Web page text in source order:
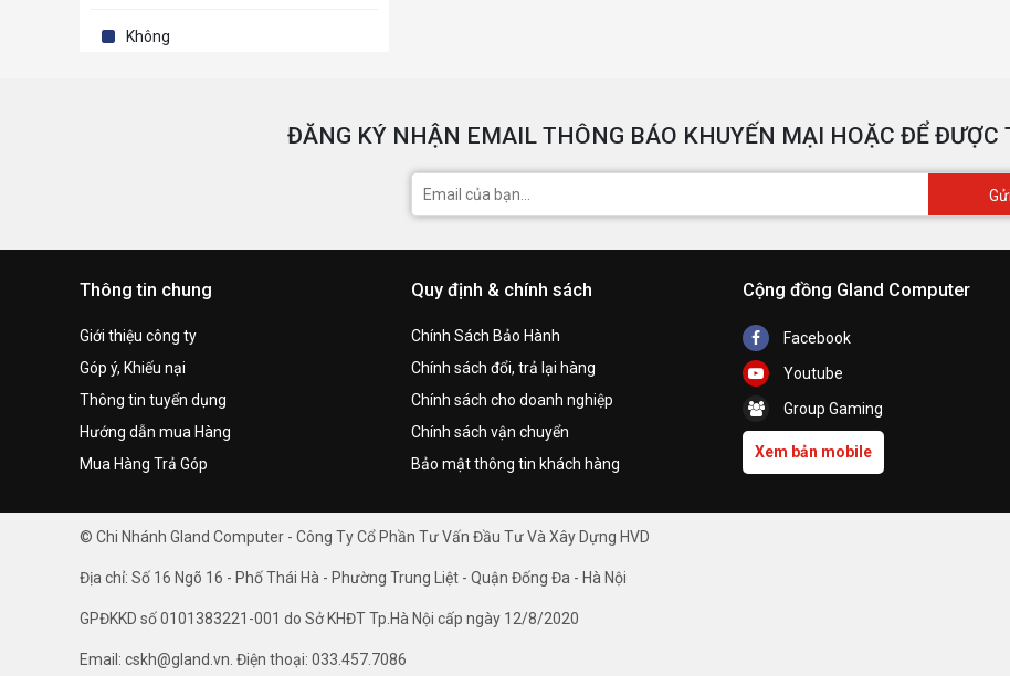
Không
ĐĂNG KÝ NHẬN EMAIL THÔNG BÁO KHUYẾN MẠI HOẶC ĐỂ ĐƯỢC
Gửi
Thông tin chung
Giới thiệu công ty
Góp ý, Khiếu nại
Thông tin tuyển dụng
Hướng dẫn mua Hàng
Mua Hàng Trả Góp
Quy định & chính sách
Chính Sách Bảo Hành
Chính sách đổi, trả lại hàng
Chính sách cho doanh nghiệp
Chính sách vận chuyển
Bảo mật thông tin khách hàng
Cộng đồng Gland Computer
Facebook
Youtube
Group Gaming
Xem bản mobile
© Chi Nhánh Gland Computer - Công Ty Cổ Phần Tư Vấn Đầu Tư Và Xây Dựng HVD
Địa chỉ: Số 16 Ngõ 16 - Phố Thái Hà - Phường Trung Liệt - Quận Đống Đa - Hà Nội
GPĐKKD số 0101383221-001 do Sở KHĐT Tp.Hà Nội cấp ngày 12/8/2020
Email: cskh@gland.vn. Điện thoại: 033.457.7086